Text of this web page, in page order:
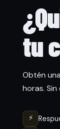
tu
Obtén
horas.
⚡